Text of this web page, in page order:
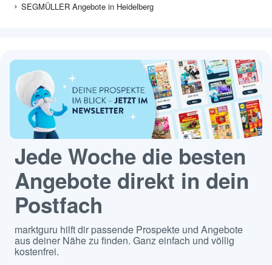
SEGMÜLLER Angebote in Heidelberg
Jede Woche die besten
Angebote direkt in dein
Postfach
marktguru hilft dir passende Prospekte und Angebote
aus deiner Nähe zu finden. Ganz einfach und völlig
kostenfrei.